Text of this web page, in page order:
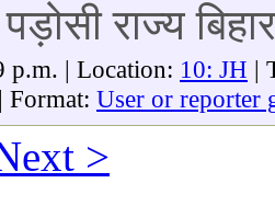
राज्य
p.m. | Location: 10: JH |
| Format: User or reporter
>